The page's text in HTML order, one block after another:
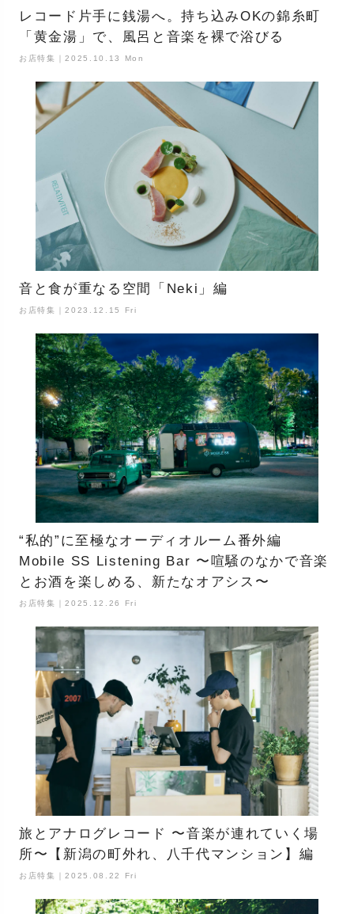
レコード片手に銭湯へ。持ち込みOKの錦糸町
「黄金湯」で、風呂と音楽を裸で浴びる
お店特集｜2025.10.13 Mon
音と食が重なる空間「Neki」編
お店特集｜2023.12.15 Fri
“私的”に至極なオーディオルーム番外編
Mobile SS Listening Bar 〜喧騒のなかで音楽
とお酒を楽しめる、新たなオアシス〜
お店特集｜2025.12.26 Fri
旅とアナログレコード 〜音楽が連れていく場
所〜【新潟の町外れ、八千代マンション】編
お店特集｜2025.08.22 Fri